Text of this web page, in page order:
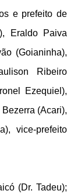
e prefeito de
Eraldo Paiva
(Goianinha),
Ribeiro
Ezequiel),
(Acari),
vice-prefeito
(Dr. Tadeu);